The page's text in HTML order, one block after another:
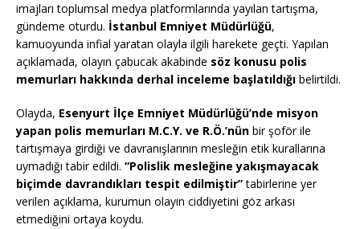
imajları toplumsal medya platformlarında yayılan tartışma,
gündeme oturdu. İstanbul Emniyet Müdürlüğü,
kamuoyunda infial yaratan olayla ilgili harekete geçti. Yapılan
açıklamada, olayın çabucak akabinde söz konusu polis
memurları hakkında derhal inceleme başlatıldığı belirtildi.
Olayda, Esenyurt İlçe Emniyet Müdürlüğü’nde misyon
yapan polis memurları M.C.Y. ve R.Ö.’nün bir şoför ile
tartışmaya girdiği ve davranışlarının mesleğin etik kurallarına
uymadığı tabir edildi. “Polislik mesleğine yakışmayacak
biçimde davrandıkları tespit edilmiştir”tabirlerine yer
verilen açıklama, kurumun olayın ciddiyetini göz arkası
etmediğini ortaya koydu.